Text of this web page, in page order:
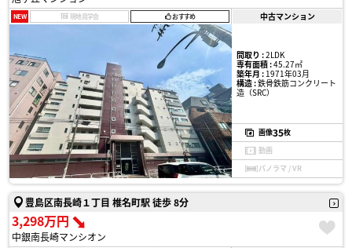
NEW 現地見学会 おすすめ 中古マンション
間取り :2LDK
専有面積 :45.27㎡
築年月 :1971年03月
構造 :鉄骨鉄筋コンクリート
造（SRC）
画像35枚
動画
パノラマ / VR
豊島区南長崎１丁目 椎名町駅 徒歩 8分
3,298万円
中銀南長崎マンシオン